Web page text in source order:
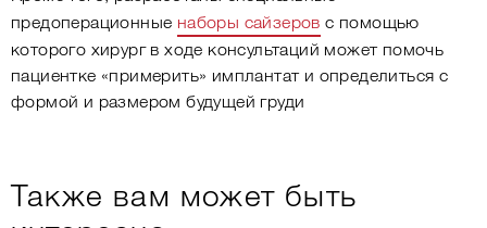
предоперационные наборы сайзеров с помощью
которого хирург в ходе консультаций может помочь
пациентке «примерить» имплантат и определиться с
формой и размером будущей груди
Также вам может быть